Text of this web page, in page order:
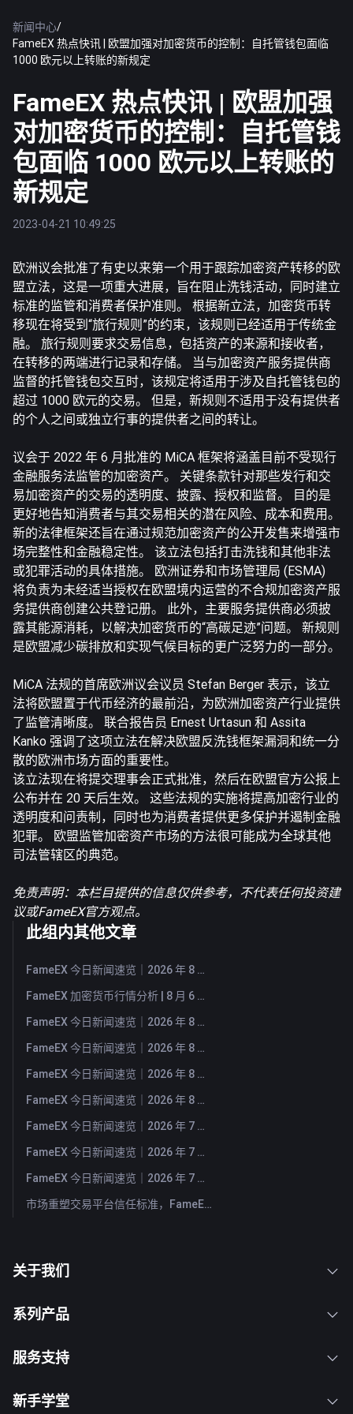
新闻中心/
FameEX 热点快讯 | 欧盟加强对加密货币的控制：自托管钱包面临
1000 欧元以上转账的新规定
FameEX 热点快讯 | 欧盟加强
对加密货币的控制：自托管钱
包面临 1000 欧元以上转账的
新规定
2023-04-21 10:49:25
欧洲议会批准了有史以来第一个用于跟踪加密资产转移的欧
盟立法，这是一项重大进展，旨在阻止洗钱活动，同时建立
标准的监管和消费者保护准则。 根据新立法，加密货币转
移现在将受到“旅行规则”的约束，该规则已经适用于传统金
融。 旅行规则要求交易信息，包括资产的来源和接收者，
在转移的两端进行记录和存储。 当与加密资产服务提供商
监督的托管钱包交互时，该规定将适用于涉及自托管钱包的
超过 1000 欧元的交易。 但是，新规则不适用于没有提供者
的个人之间或独立行事的提供者之间的转让。
议会于 2022 年 6 月批准的 MiCA 框架将涵盖目前不受现行
金融服务法监管的加密资产。 关键条款针对那些发行和交
易加密资产的交易的透明度、披露、授权和监督。 目的是
更好地告知消费者与其交易相关的潜在风险、成本和费用。
新的法律框架还旨在通过规范加密资产的公开发售来增强市
场完整性和金融稳定性。 该立法包括打击洗钱和其他非法
或犯罪活动的具体措施。 欧洲证券和市场管理局 (ESMA)
将负责为未经适当授权在欧盟境内运营的不合规加密资产服
务提供商创建公共登记册。 此外，主要服务提供商必须披
露其能源消耗，以解决加密货币的“高碳足迹”问题。 新规则
是欧盟减少碳排放和实现气候目标的更广泛努力的一部分。
MiCA 法规的首席欧洲议会议员 Stefan Berger 表示，该立
法将欧盟置于代币经济的最前沿，为欧洲加密资产行业提供
了监管清晰度。 联合报告员 Ernest Urtasun 和 Assita
Kanko 强调了这项立法在解决欧盟反洗钱框架漏洞和统一分
散的欧洲市场方面的重要性。
该立法现在将提交理事会正式批准，然后在欧盟官方公报上
公布并在 20 天后生效。 这些法规的实施将提高加密行业的
透明度和问责制，同时也为消费者提供更多保护并遏制金融
犯罪。 欧盟监管加密资产市场的方法很可能成为全球其他
司法管辖区的典范。
免责声明：本栏目提供的信息仅供参考，不代表任何投资建
议或FameEX官方观点。
此组内其他文章
FameEX 今日新闻速览｜2026 年 8 月 7 日
FameEX 加密货币行情分析 | 8 月 6 日, 2026
FameEX 今日新闻速览｜2026 年 8 月 6 日
FameEX 今日新闻速览｜2026 年 8 月 5 日
FameEX 今日新闻速览｜2026 年 8 月 4 日
FameEX 今日新闻速览｜2026 年 8 月 3 日
FameEX 今日新闻速览｜2026 年 7 月 31 日
FameEX 今日新闻速览｜2026 年 7 月 30 日
FameEX 今日新闻速览｜2026 年 7 月 29 日
市场重塑交易平台信任标准，FameEX 以八年稳健运营持续服务全球用户
关于我们
系列产品
服务支持
新手学堂